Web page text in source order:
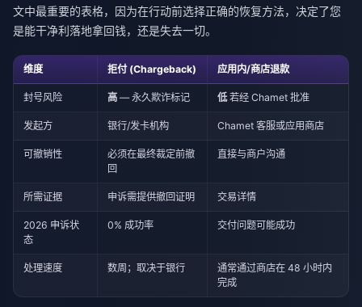
文中最重要的表格，因为在行动前选择正确的恢复方法，决定了您
是能干净利落地拿回钱，还是失去一切。
维度 拒付 (Chargeback) 应用内/商店退款
封号风险 高 — 永久欺诈标记 低若经 Chamet 批准
发起方 银行/发卡机构 Chamet 客服或应用商店
可撤销性
必须在最终裁定前撤
回
直接与商户沟通
所需证据 申诉需提供撤回证明 交易详情
2026 申诉状
态
0% 成功率 交付问题可能成功
处理速度 数周；取决于银行
通常通过商店在 48 小时内
完成